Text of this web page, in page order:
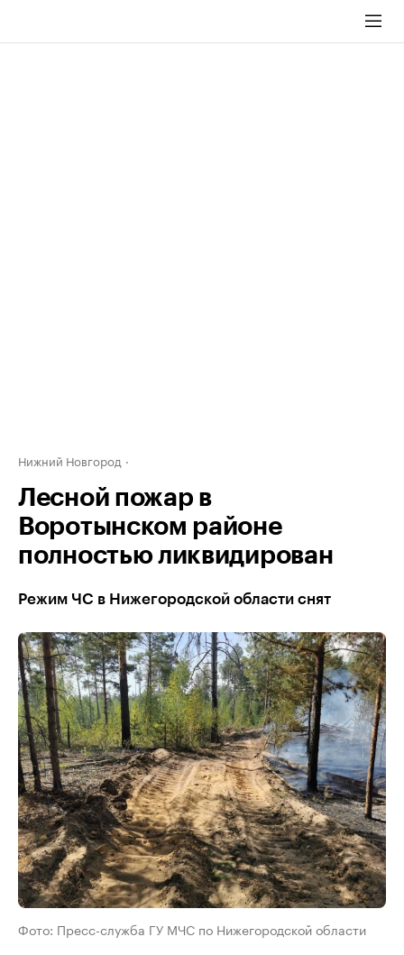
Нижний Новгород
Лесной пожар в
Воротынском районе
полностью ликвидирован
Режим ЧС в Нижегородской области снят
Фото: Пресс-служба ГУ МЧС по Нижегородской области